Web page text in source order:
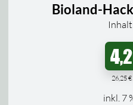
Bioland-
26,25€
inkl. 7